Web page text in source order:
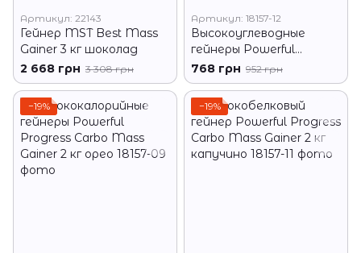
Артикул: 22143
Гейнер MST Best Mass
Gainer 3 кг шоколад
2 668 грн 3 308 грн
Артикул: 18157-12
Высокоуглеводные
гейнеры Powerful
Progress Carbo Mass
Gainer 2 кг мороженное
768 грн 952 грн
−19% −19%